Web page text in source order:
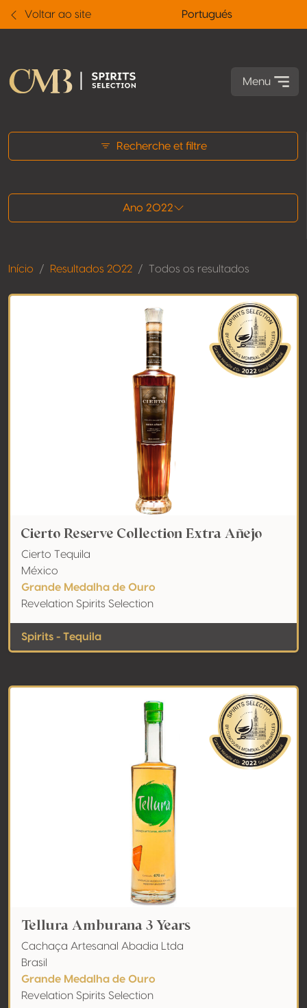
Voltar ao site Portugués
Menu
Recherche et filtre
Ano 2022
Início Resultados 2022 Todos os resultados
Cierto Reserve Collection Extra Añejo
Cierto Tequila
México
Grande Medalha de Ouro
Revelation Spirits Selection
Spirits - Tequila
Tellura Amburana 3 Years
Cachaça Artesanal Abadia Ltda
Brasil
Grande Medalha de Ouro
Revelation Spirits Selection